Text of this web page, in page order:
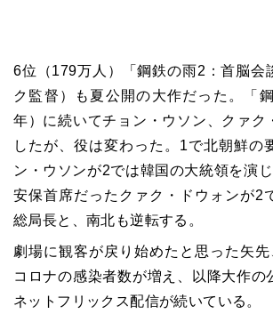
6位（179万人）「鋼鉄の雨2：首脳会
ク監督）も夏公開の大作だった。「
年）に続いてチョン・ウソン、クァク
したが、役は変わった。1で北朝鮮の
ン・ウソンが2では韓国の大統領を演
安保首席だったクァク・ドウォンが2
総局長と、南北も逆転する。
劇場に観客が戻り始めたと思った矢
コロナの感染者数が増え、以降大作の
ネットフリックス配信が続いている。